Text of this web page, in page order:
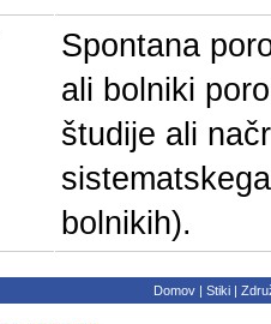
Spontana
ali bolniki
študije ali
bolnikih).
Domov| Stiki|